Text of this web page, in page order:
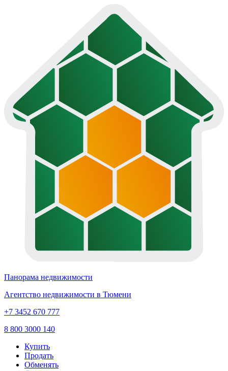
Панорама недвижимости
Агентство недвижимости в Тюмени
+7 3452 670 777
8 800 3000 140
Купить
Продать
Обменять